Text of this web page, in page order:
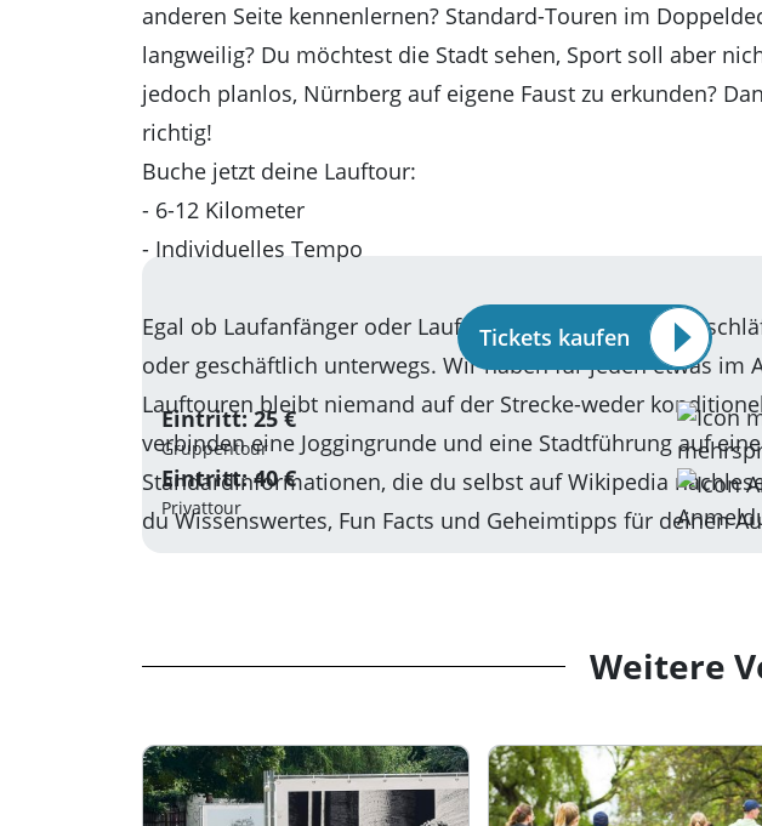
anderen Seite kennenlernen? Standard-Touren im
langweilig? Du möchtest die Stadt sehen, Sport soll aber
jedoch planlos, Nürnberg auf eigene Faust zu erkunden?
richtig!
Buche jetzt deine Lauftour:
- 6-12 Kilometer
- Individuelles Tempo
Egal ob Laufanfänger oder Laufprofi, früher Vogel,
oder geschäftlich unterwegs. Wir haben für jeden etwas im
Lauftouren bleibt niemand auf der Strecke-weder
verbinden eine Joggingrunde und eine Stadtführung auf
Standardinformationen, die du selbst auf Wikipedia
du Wissenswertes, Fun Facts und Geheimtipps für deinen
Tickets kaufen
Eintritt: 25 €
Gruppentour
Eintritt: 40 €
Privattour
Weitere